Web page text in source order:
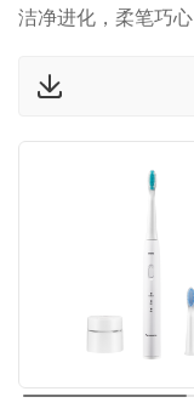
洁净进化，柔笔巧心